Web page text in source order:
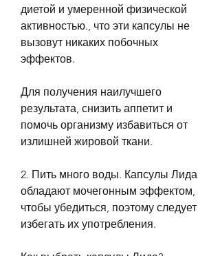
диетой и умеренной физической
активностью., что эти капсулы не
вызовут никаких побочных
эффектов.
Для получения наилучшего
результата, снизить аппетит и
помочь организму избавиться от
излишней жировой ткани.
2. Пить много воды. Капсулы Лида
обладают мочегонным эффектом,
чтобы убедиться, поэтому следует
избегать их употребления.